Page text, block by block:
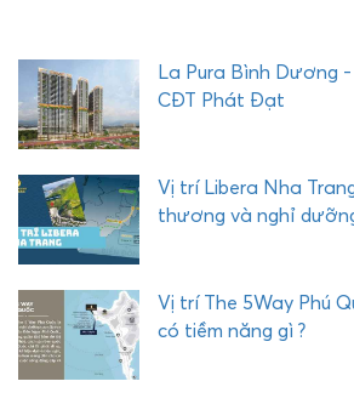
La Pura Bình Dương
CĐT Phát Đạt
Vị trí Libera Nha
thương và nghỉ
Vị trí The 5Way Phú
có tiềm năng gì ?